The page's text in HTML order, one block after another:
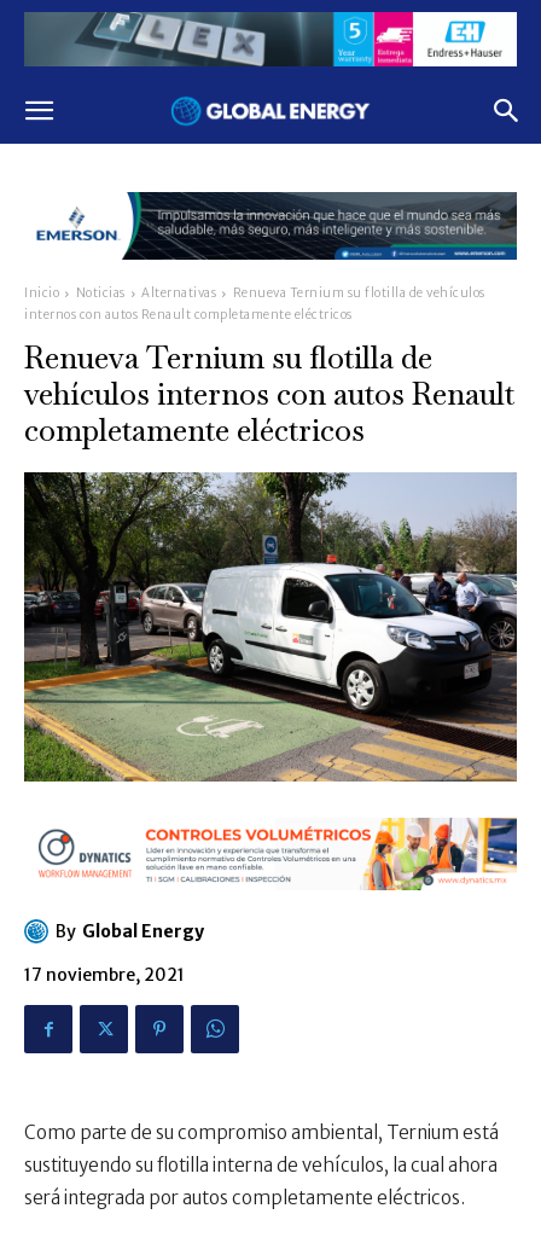
Inicio Noticias Alternativas
Renueva Ternium su flotilla de vehículos
internos con autos Renault completamente eléctricos
Renueva Ternium su flotilla de
vehículos internos con autos Renault
completamente eléctricos
By Global Energy
17 noviembre, 2021
Como parte de su compromiso ambiental, Ternium está
sustituyendo su flotilla interna de vehículos, la cual ahora
será integrada por autos completamente eléctricos.